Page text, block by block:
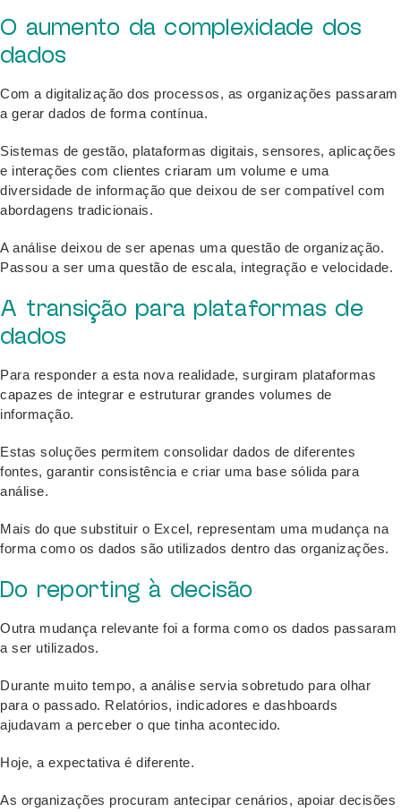
O aumento da complexidade dos
dados
Com a digitalização dos processos, as organizações passaram
a gerar dados de forma contínua.
Sistemas de gestão, plataformas digitais, sensores, aplicações
e interações com clientes criaram um volume e uma
diversidade de informação que deixou de ser compatível com
abordagens tradicionais.
A análise deixou de ser apenas uma questão de organização.
Passou a ser uma questão de escala, integração e velocidade.
A transição para plataformas de
dados
Para responder a esta nova realidade, surgiram plataformas
capazes de integrar e estruturar grandes volumes de
informação.
Estas soluções permitem consolidar dados de diferentes
fontes, garantir consistência e criar uma base sólida para
análise.
Mais do que substituir o Excel, representam uma mudança na
forma como os dados são utilizados dentro das organizações.
Do reporting à decisão
Outra mudança relevante foi a forma como os dados passaram
a ser utilizados.
Durante muito tempo, a análise servia sobretudo para olhar
para o passado. Relatórios, indicadores e dashboards
ajudavam a perceber o que tinha acontecido.
Hoje, a expectativa é diferente.
As organizações procuram antecipar cenários, apoiar decisões